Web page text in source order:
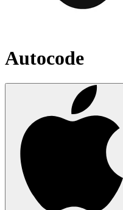
Autocode